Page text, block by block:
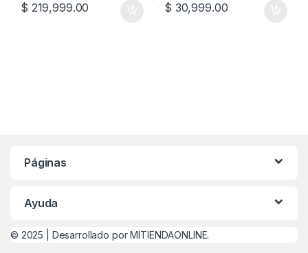
$ 219,999.00 $ 30,999.00
Páginas
Ayuda
© 2025 | Desarrollado por MITIENDAONLINE.